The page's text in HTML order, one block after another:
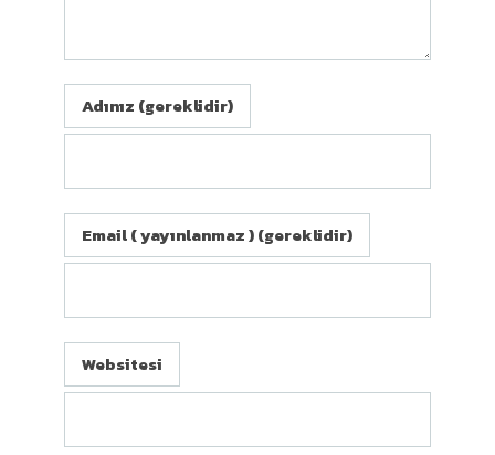
Adınız (gereklidir)
Email ( yayınlanmaz ) (gereklidir)
Websitesi